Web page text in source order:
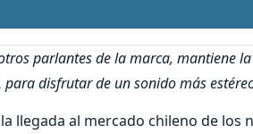
parlantes de la marca, mantiene
para disfrutar de un sonido más
la llegada al mercado chileno de